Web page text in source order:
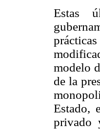
Estas
modelo
de la
Estado,
privado